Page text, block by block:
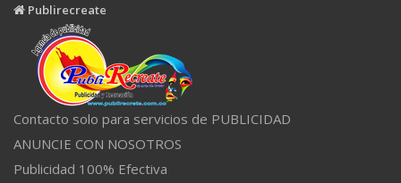
Publirecreate
Contacto solo para servicios de PUBLICIDAD
ANUNCIE CON NOSOTROS
Publicidad 100% Efectiva